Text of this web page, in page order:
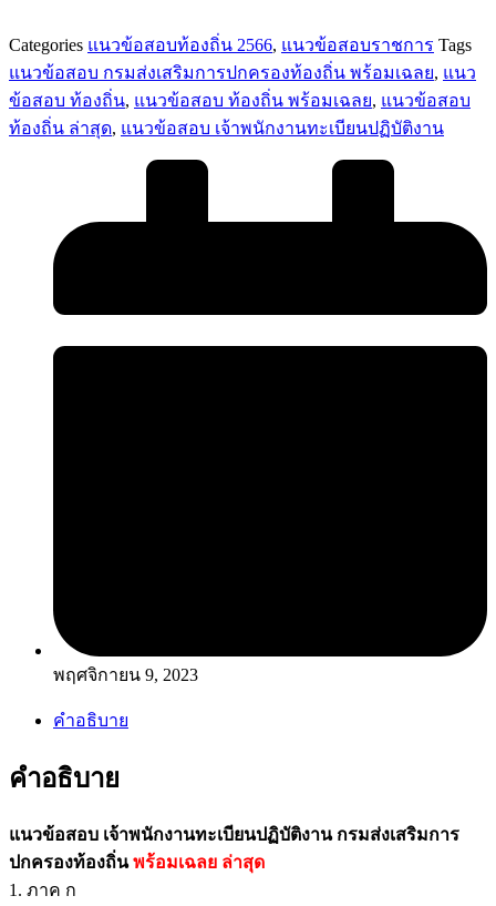
ส่ง
เสริม
การ
ปกครอง
Categories แนวข้อสอบท้องถิ่น 2566, แนวข้อสอบราชการ Tags
แนวข้อสอบ กรมส่งเสริมการปกครองท้องถิ่น พร้อมเฉลย, แนว
ข้อสอบ ท้องถิ่น, แนวข้อสอบ ท้องถิ่น พร้อมเฉลย, แนวข้อสอบ
ท้องถิ่น ล่าสุด, แนวข้อสอบ เจ้าพนักงานทะเบียนปฏิบัติงาน
พฤศจิกายน 9, 2023
คำอธิบาย
คำอธิบาย
แนวข้อสอบ เจ้าพนักงานทะเบียนปฏิบัติงาน กรมส่งเสริมการ
ปกครองท้องถิ่นพร้อมเฉลย ล่าสุด
1. ภาค ก